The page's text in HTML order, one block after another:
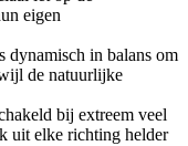
eigen
dynamisch in balans om
de natuurlijke
bij extreem veel
uit elke richting helder